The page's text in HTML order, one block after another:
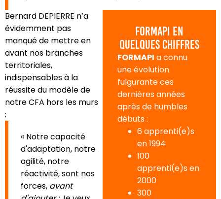
Bernard DEPIERRE n’a
évidemment pas
manqué de mettre en
avant nos branches
territoriales,
indispensables à la
réussite du modèle de
notre CFA hors les murs
:
« Notre capacité
d'adaptation, notre
agilité, notre
réactivité, sont nos
forces, avant
FORMAPI en
quelques chiffres
FORMAPI a connu
une évolution
fulgurante ces
dernières années
après de humbles
débuts :
6 apprenti(e)s
en 1994
100
apprenti(e)s en
2000
300